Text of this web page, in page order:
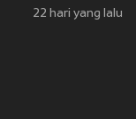
22 hari yang lalu